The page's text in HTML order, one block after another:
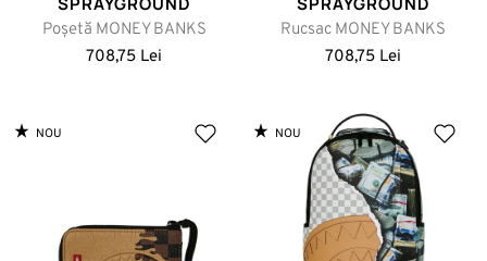
Poșetă MONEY BANKS
708,75 Lei
Rucsac MONEY BANKS
708,75 Lei
NOU NOU